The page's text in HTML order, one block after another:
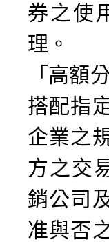
券之使
理。
「高額
搭配指
企業之
方之交
銷公司
准與否